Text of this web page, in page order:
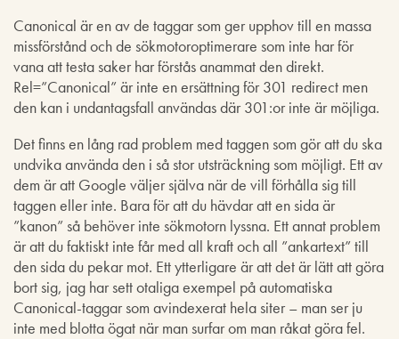
Canonical är en av de taggar som ger upphov till en massa
missförstånd och de sökmotoroptimerare som inte har för
vana att testa saker har förstås anammat den direkt.
Rel=”Canonical” är inte en ersättning för 301 redirect men
den kan i undantagsfall användas där 301:or inte är möjliga.
Det finns en lång rad problem med taggen som gör att du ska
undvika använda den i så stor utsträckning som möjligt. Ett av
dem är att Google väljer själva när de vill förhålla sig till
taggen eller inte. Bara för att du hävdar att en sida är
”kanon” så behöver inte sökmotorn lyssna. Ett annat problem
är att du faktiskt inte får med all kraft och all ”ankartext” till
den sida du pekar mot. Ett ytterligare är att det är lätt att göra
bort sig, jag har sett otaliga exempel på automatiska
Canonical-taggar som avindexerat hela siter – man ser ju
inte med blotta ögat när man surfar om man råkat göra fel.